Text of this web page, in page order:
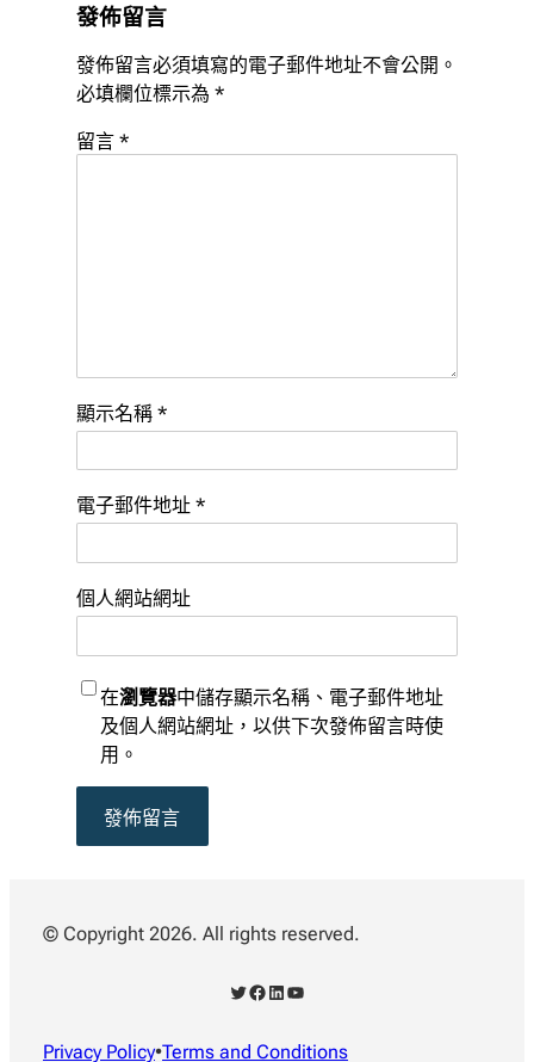
發佈留言
發佈留言必須填寫的電子郵件地址不會公開。
必填欄位標示為 *
留言 *
顯示名稱 *
電子郵件地址 *
個人網站網址
在瀏覽器中儲存顯示名稱、電子郵件地址
及個人網站網址，以供下次發佈留言時使
用。
© Copyright 2026. All rights reserved.
X Facebook LinkedIn YouTube
Privacy Policy•Terms and Conditions